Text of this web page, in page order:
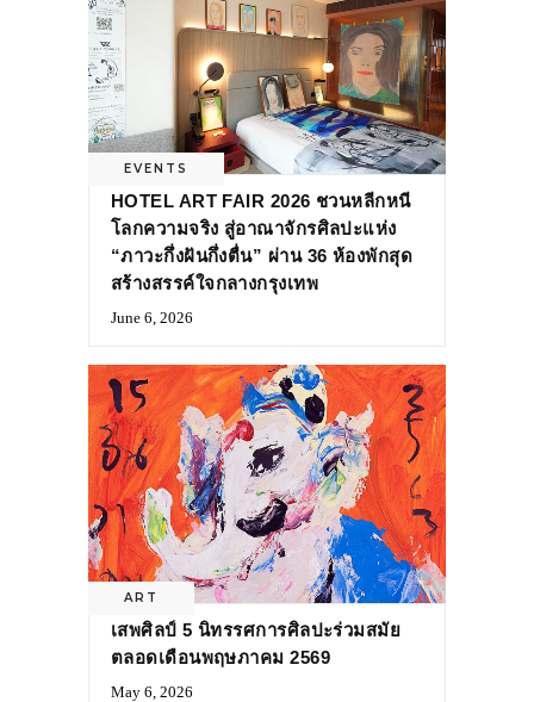
EVENTS
HOTEL ART FAIR 2026 ชวนหลีกหนี
โลกความจริง สู่อาณาจักรศิลปะแห่ง
“ภาวะกึ่งฝันกึ่งตื่น” ผ่าน 36 ห้องพักสุด
สร้างสรรค์ใจกลางกรุงเทพ
June 6, 2026
ART
เสพศิลป์ 5 นิทรรศการศิลปะร่วมสมัย
ตลอดเดือนพฤษภาคม 2569
May 6, 2026